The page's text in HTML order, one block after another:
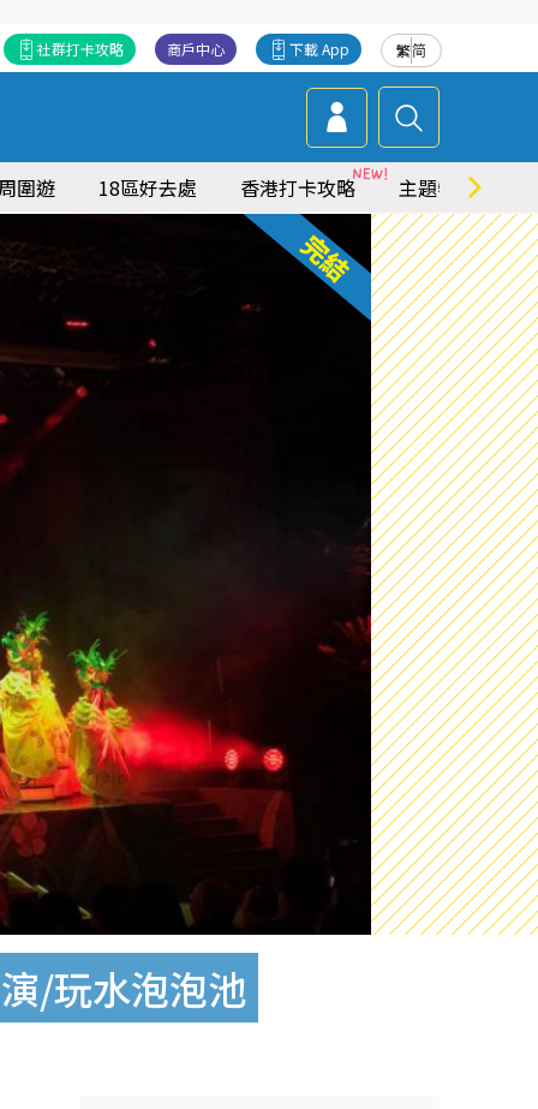
繁简
下載 App
商戶中心
社群打卡攻略
圍遊 18區好去處 香港打卡攻略 主題特集
/玩水泡泡池